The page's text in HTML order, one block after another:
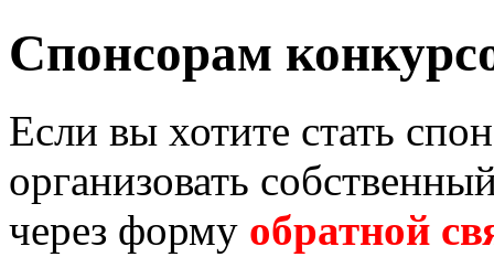
Спонсорам
Если вы хотите стать
организовать
через форму обратной